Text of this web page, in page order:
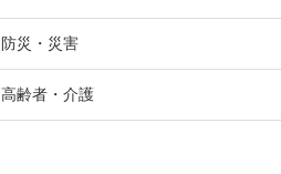
防災・災害
高齢者・介護